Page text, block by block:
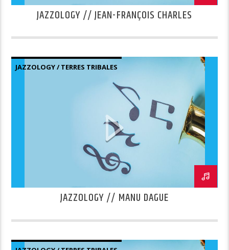
JAZZOLOGY // JEAN-FRANÇOIS CHARLES
JAZZOLOGY / TERRES TRIBALES
JAZZOLOGY // MANU DAGUE